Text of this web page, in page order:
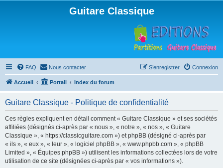
Guitare Classique
FAQ Nous contacter Connexion
S’enregistrer
Accueil Portail Index du forum
Guitare Classique - Politique de confidentialité
Ces règles expliquent en détail comment « Guitare Classique » et ses sociétés
affiliées (désignés ci-après par « nous », « notre », « nos », « Guitare
Classique », « https://classicguitare.com ») et phpBB (désigné ci-après par
« ils », « eux », « leur », « logiciel phpBB », « www.phpbb.com », « phpBB
Limited », « Équipes phpBB ») utilisent les informations collectées lors de votre
utilisation de ce site (désignées ci-après par « vos informations »).